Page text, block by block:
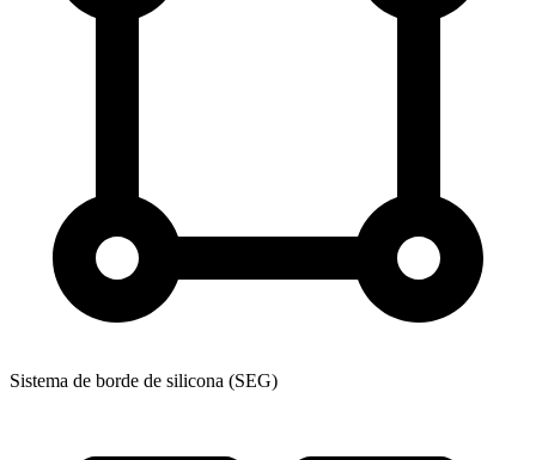
Sistema de borde de silicona (SEG)